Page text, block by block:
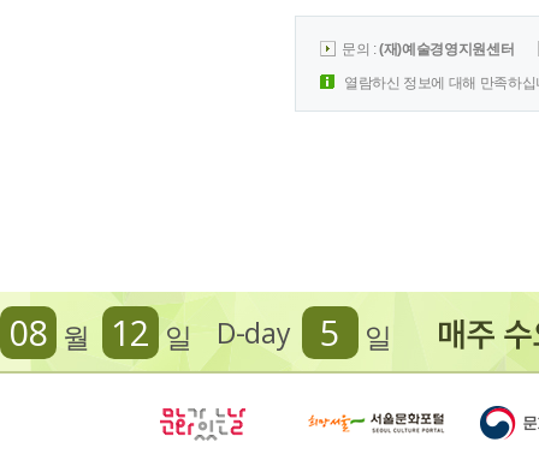
문의 :(재)예술경영지원센터
열람하신 정보에 대해 만족하
D-day 5 일
08 월 12 일